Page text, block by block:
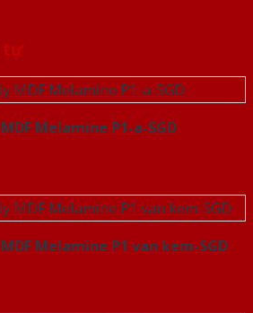
tự
Melamine P1-a-SGD
Melamine P1 van kem-SGD